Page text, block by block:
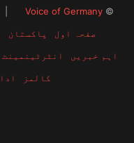
© Copyright 2026, All Rights Reserved |
Voice of Germany
صفحہ اول
پاکستان
اہم خبریں
انٹرٹینمینٹ
کالمز